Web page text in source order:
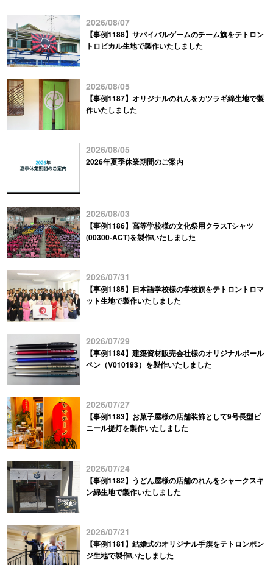
2026/08/07
【事例1188】サバイバルゲームのチーム旗をテトロン
トロピカル生地で製作いたしました
2026/08/05
【事例1187】オリジナルのれんをカツラギ綿生地で製
作いたしました
2026/08/05
2026年夏季休業期間のご案内
2026/08/03
【事例1186】高等学校様の文化祭用クラスTシャツ
(00300-ACT)を製作いたしました
2026/07/31
【事例1185】日本語学校様の学校旗をテトロントロマ
ット生地で製作いたしました
2026/07/29
【事例1184】建築資材販売会社様のオリジナルボール
ペン（V010193）を製作いたしました
2026/07/27
【事例1183】お菓子屋様の店舗装飾として9号長型ビ
ニール提灯を製作いたしました
2026/07/24
【事例1182】うどん屋様の店舗のれんをシャークスキ
ン綿生地で製作いたしました
2026/07/21
【事例1181】結婚式のオリジナル手旗をテトロンポン
ジ生地で製作いたしました